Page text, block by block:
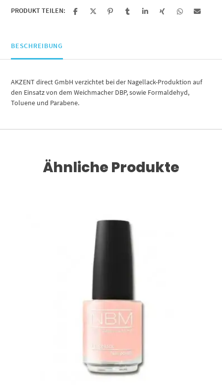
PRODUKT TEILEN:
BESCHREIBUNG
AKZENT direct GmbH verzichtet bei der Nagellack-Produktion auf
den Einsatz von dem Weichmacher DBP, sowie Formaldehyd,
Toluene und Parabene.
Ähnliche Produkte